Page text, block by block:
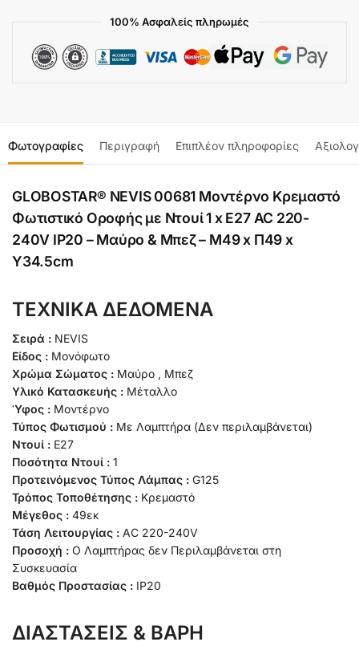
100% Ασφαλείς πληρωμές
Φωτογραφίες Περιγραφή Επιπλέον πληροφορίες
GLOBOSTAR® NEVIS 00681 Μοντέρνο Κρεμαστό
Φωτιστικό Οροφής με Ντουί 1 x E27 AC 220-
240V IP20 – Μαύρο & Μπεζ – Μ49 x Π49 x
Υ34.5cm
ΤΕΧΝΙΚΑ ΔΕΔΟΜΕΝΑ
Σειρά : NEVIS
Είδος : Μονόφωτο
Χρώμα Σώματος : Μαύρο , Μπεζ
Υλικό Κατασκευής : Μέταλλο
Ύφος : Μοντέρνο
Τύπος Φωτισμού : Με Λαμπτήρα (Δεν περιλαμβάνεται)
Ντουί : E27
Ποσότητα Ντουί : 1
Προτεινόμενος Τύπος Λάμπας : G125
Τρόπος Τοποθέτησης : Κρεμαστό
Μέγεθος : 49εκ
Τάση Λειτουργίας : AC 220-240V
Προσοχή : Ο Λαμπτήρας δεν Περιλαμβάνεται στη
Συσκευασία
Βαθμός Προστασίας : IP20
ΔΙΑΣΤΑΣΕΙΣ & ΒΑΡΗ